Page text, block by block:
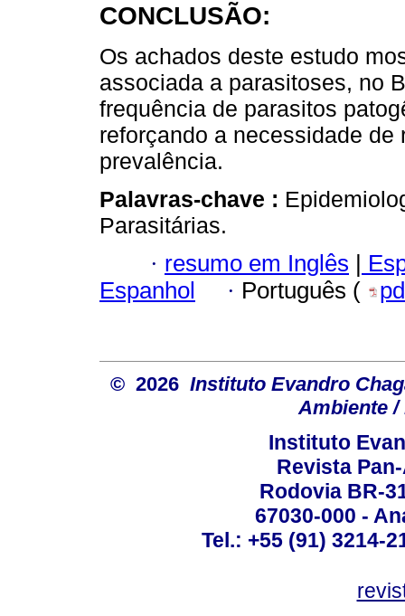
CONCLUSÃO:
Os achados deste estudo
associada a parasitoses, no
frequência de parasitos
reforçando a necessidade
prevalência.
Palavras-chave :
Parasitárias.
· resumo em Inglês
Espanhol
· Português (
© 2026 Instituto Evandro
Ambiente /
Instituto
Revista
Rodovia BR-
67030-000 -
Tel.: +55 (91) 3214-